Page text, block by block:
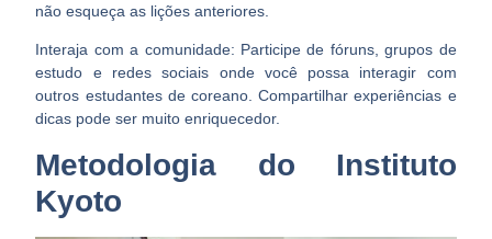
não esqueça as lições anteriores.
Interaja com a comunidade: Participe de fóruns, grupos de
estudo e redes sociais onde você possa interagir com
outros estudantes de coreano. Compartilhar experiências e
dicas pode ser muito enriquecedor.
Metodologia do Instituto
Kyoto